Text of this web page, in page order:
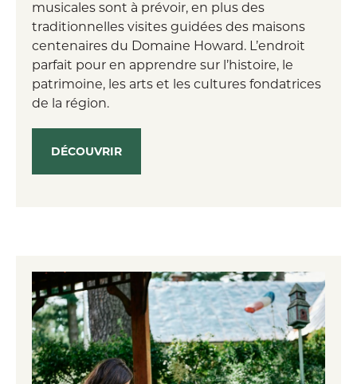
musicales sont à prévoir, en plus des
traditionnelles visites guidées des maisons
centenaires du Domaine Howard. L’endroit
parfait pour en apprendre sur l’histoire, le
patrimoine, les arts et les cultures fondatrices
de la région.
DÉCOUVRIR